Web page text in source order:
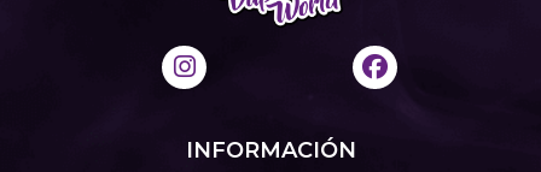
INFORMACIÓN